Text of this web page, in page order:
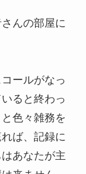
んの部屋に
ールがなっ
ると終わっ
色々雑務を
ば、記録に
あなたが主